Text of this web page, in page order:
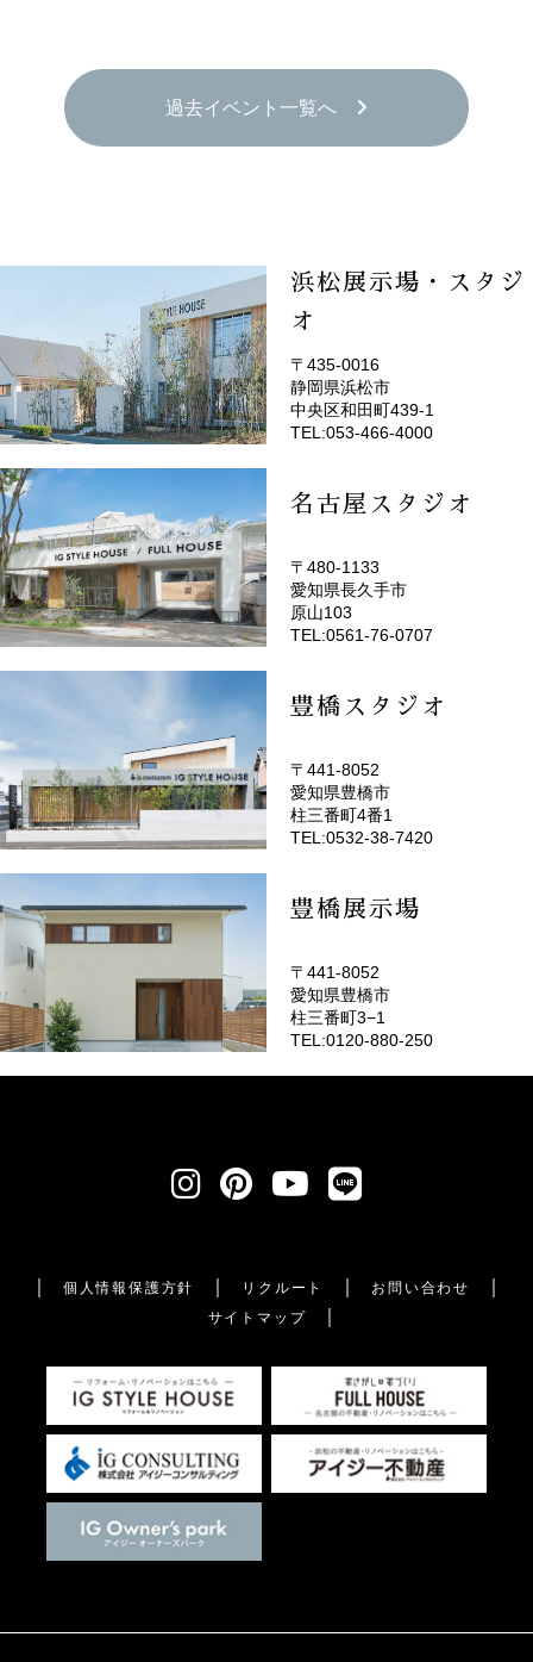
過去イベント一覧へ
浜松展示場・スタジ
オ
(EMOTOP浜松)
〒435-0016
静岡県浜松市
中央区和田町439-1
TEL:053-466-4000
名古屋スタジオ
(EMOTOP名古屋)
〒480-1133
愛知県長久手市
原山103
TEL:0561-76-0707
豊橋スタジオ
(EMOTOP豊橋)
〒441-8052
愛知県豊橋市
柱三番町4番1
TEL:0532-38-7420
豊橋展示場
〒441-8052
愛知県豊橋市
柱三番町3−1
TEL:0120-880-250
個人情報保護方針 リクルート
お問い合わせ
サイトマップ